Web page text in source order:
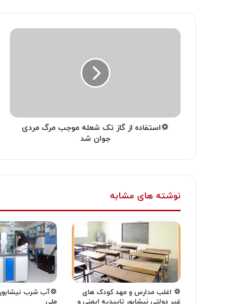
💢استفاده از گاز تک شعله موجب مرگ مردی
جوان شد
نوشته های مشابه
💢 اغلب مدارس و مهد کودک های
غیر دولتی نیشابور تاییدیه ایمنی و
💢آب شرب نیشابور
ملی